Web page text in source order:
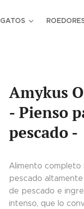
GATOS
Amykus
- Pienso
pescado -
Alimento completo
pescado
de pescado e
intenso, que lo